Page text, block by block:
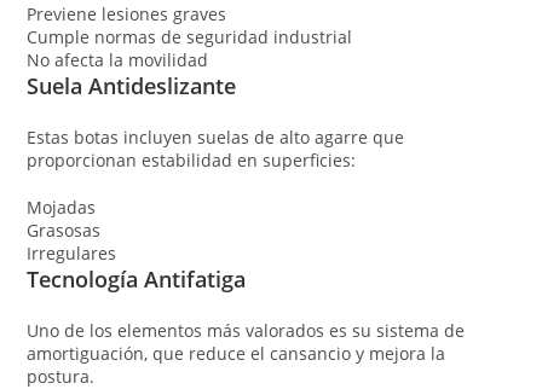
Previene lesiones graves
Cumple normas de seguridad industrial
No afecta la movilidad
Suela Antideslizante
Estas botas incluyen suelas de alto agarre que
proporcionan estabilidad en superficies:
Mojadas
Grasosas
Irregulares
Tecnología Antifatiga
Uno de los elementos más valorados es su sistema de
amortiguación, que reduce el cansancio y mejora la
postura.